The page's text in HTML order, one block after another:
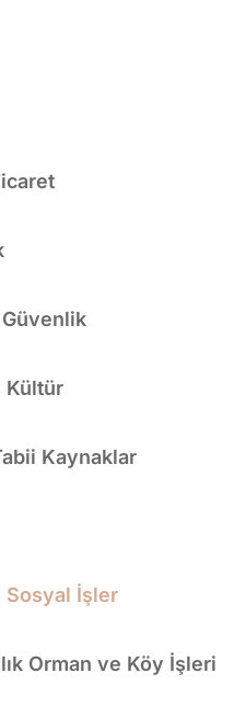
Kültür
Kaynaklar
Sosyal İşler
Orman ve Köy İşleri